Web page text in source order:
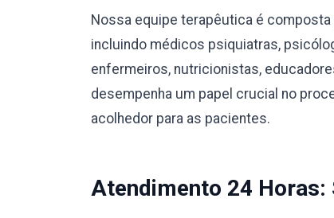
Nossa equipe terapêutica é
incluindo médicos psiquiatras,
enfermeiros, nutricionistas,
desempenha um papel crucial no
acolhedor para as pacientes.
Atendimento 24 Horas: